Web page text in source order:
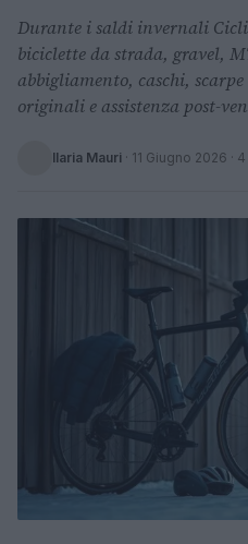
Durante i saldi invernali
biciclette da strada, gravel,
abbigliamento, caschi,
originali e assistenza post-
Ilaria Mauri · 11 Giugno 2026 ·